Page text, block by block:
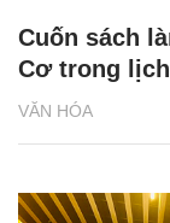
VĂN HÓA
Cuốn sách
Cơ trong